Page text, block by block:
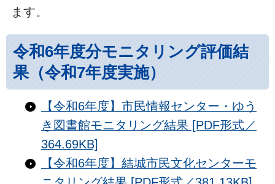
ます。
令和6年度分モニタリング評価結
果（令和7年度実施）
【令和6年度】市民情報センター・ゆう
き図書館モニタリング結果 [PDF形式／
364.69KB]
【令和6年度】結城市民文化センターモ